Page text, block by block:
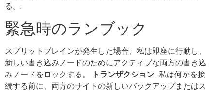
る。.
緊急時のランブック
スプリットブレインが発生した場合、私は即座に行動し、
新しい書き込みノードのためにアクティブな両方の書き込
みノードをロックする。
トランザクション. .私は何かを接
続する前に、両方のサイトの新しいバックアップまたはス